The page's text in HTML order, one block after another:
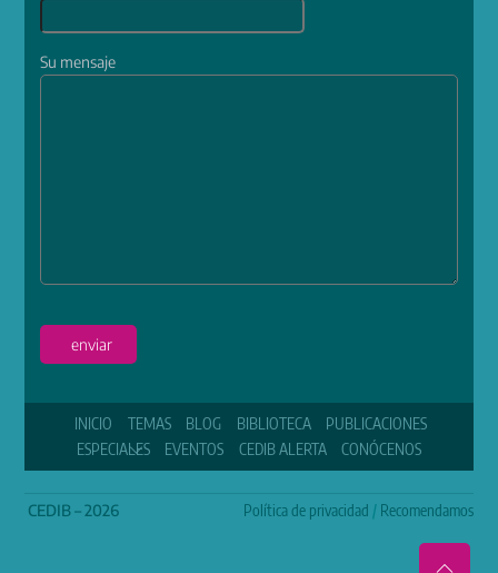
Su mensaje
enviar
INICIO TEMAS BLOG BIBLIOTECA
PUBLICACIONES
ESPECIALES
EVENTOS CEDIB ALERTA CONÓCENOS
CEDIB – 2026 Política de privacidad / Recomendamos